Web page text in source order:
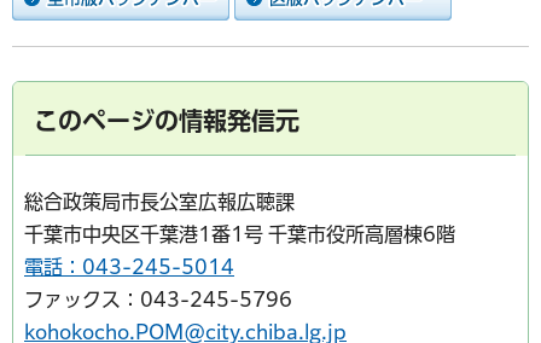
このページの情報発信元
総合政策局市長公室広報広聴課
千葉市中央区千葉港1番1号 千葉市役所高層棟6階
電話：043-245-5014
ファックス：043-245-5796
kohokocho.POM@city.chiba.lg.jp